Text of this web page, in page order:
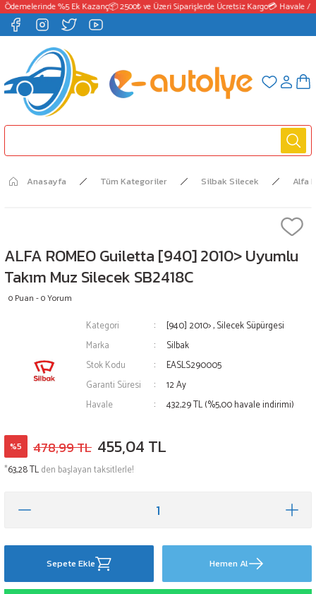
%5 Ek Kazanç📦 2500₺ ve Üzeri Siparişlerde Ücretsiz Kargo💳 Havale /
Anasayfa Tüm Kategoriler Silbak Silecek Alfa
ALFA ROMEO Guiletta [940] 2010> Uyumlu
Takım Muz Silecek SB2418C
0 Puan - 0 Yorum
Kategori [940] 2010>,Silecek Süpürgesi
Marka
Silbak
Stok Kodu
EASLS290005
Garanti Süresi
12 Ay
Havale
432,29 TL (%5,00 havale indirimi)
%5 478,99 TL 455,04 TL
*63,28 TLden başlayan taksitlerle!
Sepete Ekle Hemen Al